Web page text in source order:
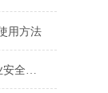
用方法
二氧化氮气体检测仪是工业安全生产中*的防护设备